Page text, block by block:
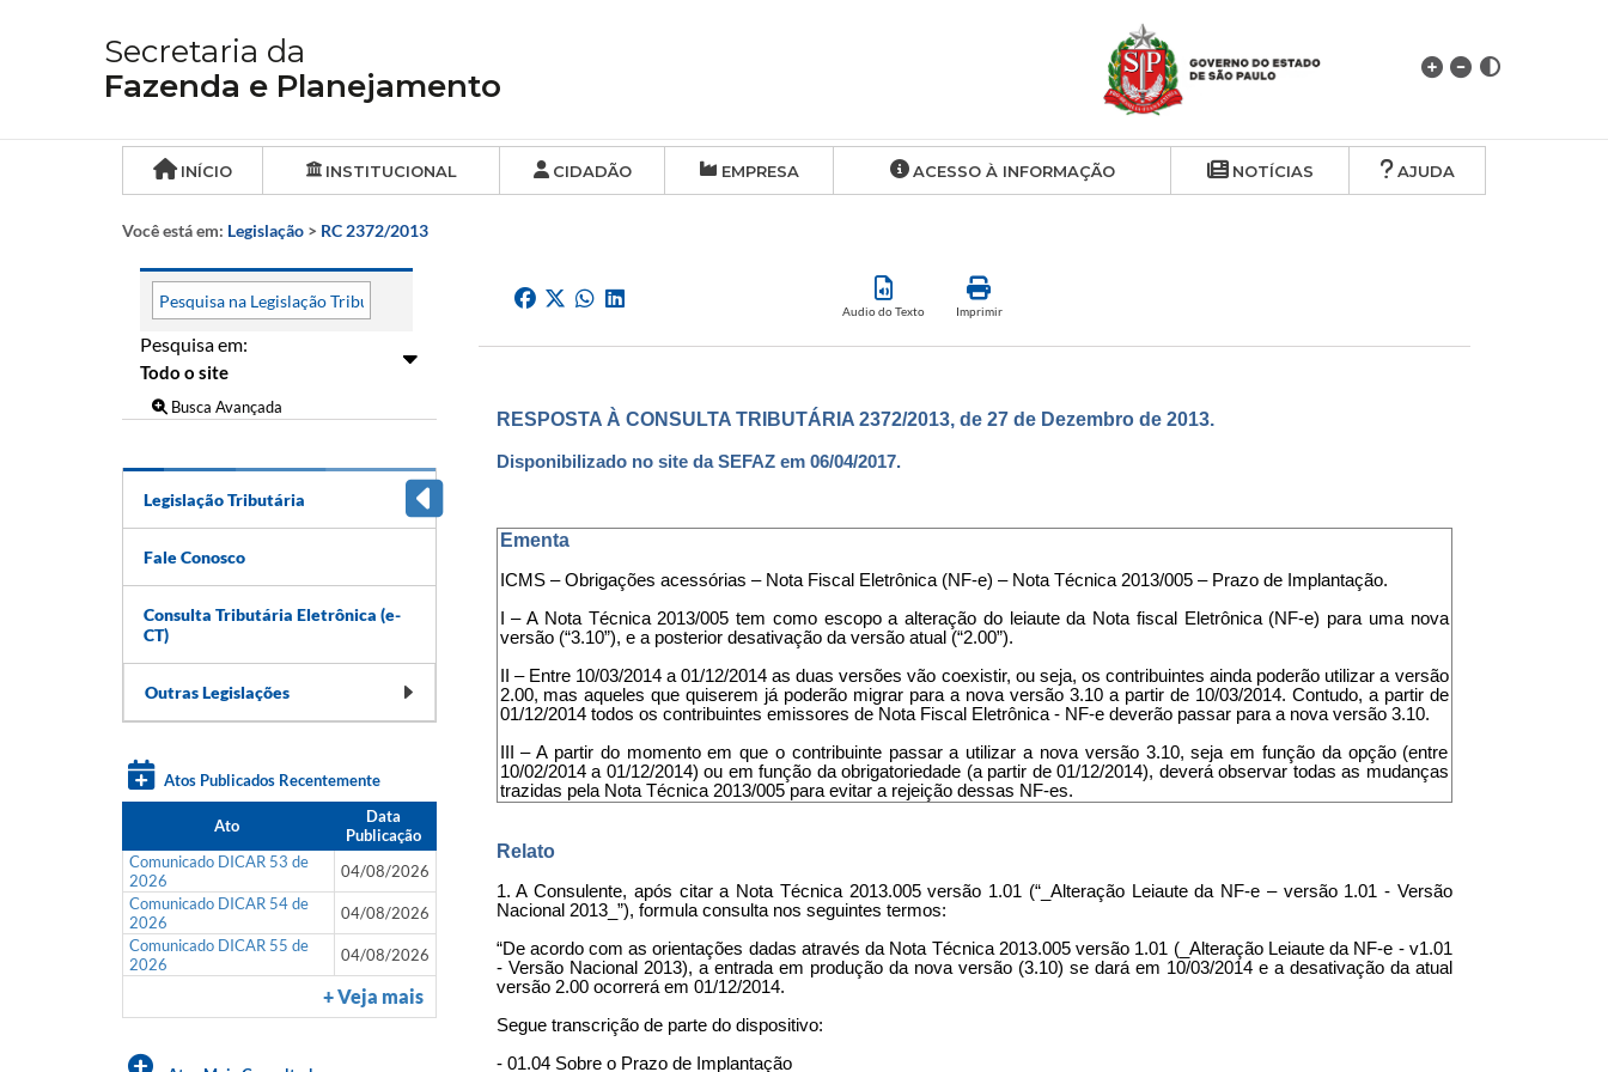
Secretaria da
Fazenda e Planejamento
INÍCIO INSTITUCIONAL CIDADÃO EMPRESA ACESSO À INFORMAÇÃO NOTÍCIAS AJUDA
Você está em: Legislação > RC 2372/2013
Pesquisa em:
Busca Avançada
Legislação Tributária
Fale Conosco
Consulta Tributária Eletrônica (e-
CT)
Outras Legislações
Atos Publicados Recentemente
Ato
Data
Publicação
Comunicado DICAR 53 de
2026
04/08/2026
Comunicado DICAR 54 de
2026
04/08/2026
Comunicado DICAR 55 de
2026
04/08/2026
+ Veja mais
Audio do Texto Imprimir
RESPOSTA À CONSULTA TRIBUTÁRIA 2372/2013, de 27 de Dezembro de 2013.
Disponibilizado no site da SEFAZ em 06/04/2017.
Ementa
ICMS – Obrigações acessórias – Nota Fiscal Eletrônica (NF-e) – Nota Técnica 2013/005 – Prazo de Implantação.
I – A Nota Técnica 2013/005 tem como escopo a alteração do leiaute da Nota fiscal Eletrônica (NF-e) para uma nova
versão (“3.10”), e a posterior desativação da versão atual (“2.00”).
II – Entre 10/03/2014 a 01/12/2014 as duas versões vão coexistir, ou seja, os contribuintes ainda poderão utilizar a versão
2.00, mas aqueles que quiserem já poderão migrar para a nova versão 3.10 a partir de 10/03/2014. Contudo, a partir de
01/12/2014 todos os contribuintes emissores de Nota Fiscal Eletrônica - NF-e deverão passar para a nova versão 3.10.
III – A partir do momento em que o contribuinte passar a utilizar a nova versão 3.10, seja em função da opção (entre
10/02/2014 a 01/12/2014) ou em função da obrigatoriedade (a partir de 01/12/2014), deverá observar todas as mudanças
trazidas pela Nota Técnica 2013/005 para evitar a rejeição dessas NF-es.
Relato
1. A Consulente, após citar a Nota Técnica 2013.005 versão 1.01 (“_Alteração Leiaute da NF-e – versão 1.01 - Versão
Nacional 2013_”), formula consulta nos seguintes termos:
“De acordo com as orientações dadas através da Nota Técnica 2013.005 versão 1.01 (_Alteração Leiaute da NF-e - v1.01
- Versão Nacional 2013), a entrada em produção da nova versão (3.10) se dará em 10/03/2014 e a desativação da atual
versão 2.00 ocorrerá em 01/12/2014.
Segue transcrição de parte do dispositivo:
- 01.04 Sobre o Prazo de Implantação